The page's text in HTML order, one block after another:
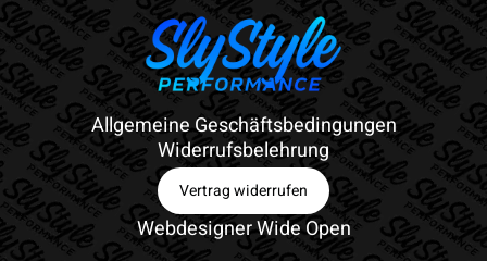
Allgemeine Geschäftsbedingungen
Widerrufsbelehrung
Vertrag widerrufen
Webdesigner Wide Open